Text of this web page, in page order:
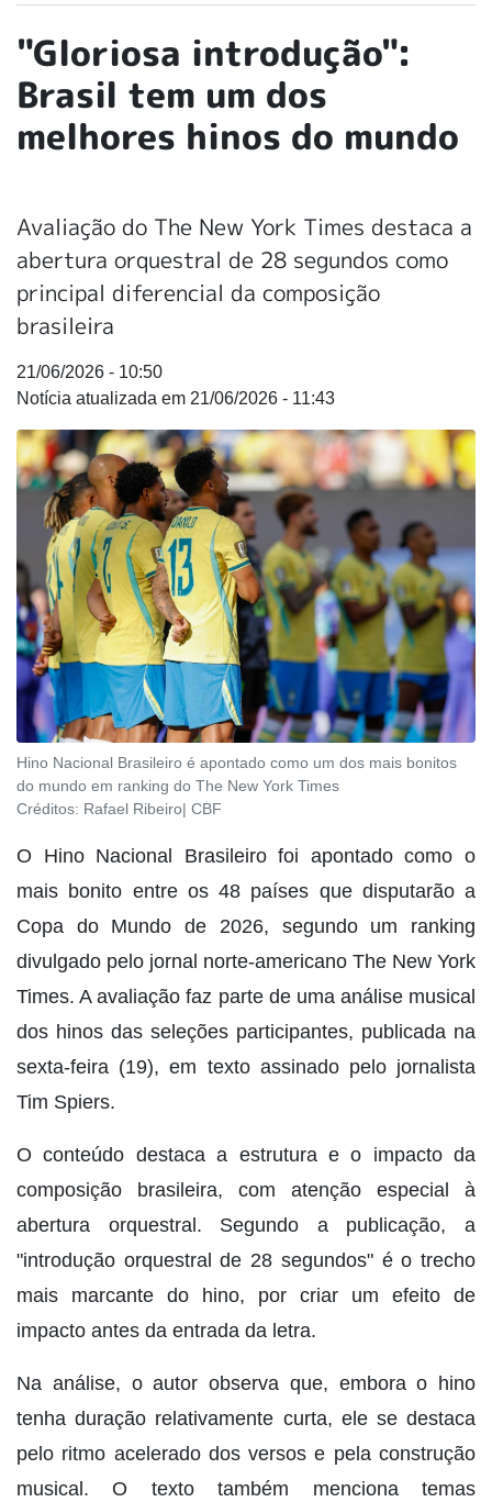
"Gloriosa introdução":
Brasil tem um dos
melhores hinos do mundo
Avaliação do The New York Times destaca a
abertura orquestral de 28 segundos como
principal diferencial da composição
brasileira
21/06/2026 - 10:50
21/06/2026 - 11:43
Hino Nacional Brasileiro é apontado como um dos mais bonitos
do mundo em ranking do The New York Times
Créditos: Rafael Ribeiro| CBF
O Hino Nacional Brasileiro foi apontado como o
mais bonito entre os 48 países que disputarão a
Copa do Mundo de 2026, segundo um ranking
divulgado pelo jornal norte-americano The New York
Times. A avaliação faz parte de uma análise musical
dos hinos das seleções participantes, publicada na
sexta-feira (19), em texto assinado pelo jornalista
Tim Spiers.
O conteúdo destaca a estrutura e o impacto da
composição brasileira, com atenção especial à
abertura orquestral. Segundo a publicação, a
"introdução orquestral de 28 segundos" é o trecho
mais marcante do hino, por criar um efeito de
impacto antes da entrada da letra.
Na análise, o autor observa que, embora o hino
tenha duração relativamente curta, ele se destaca
pelo ritmo acelerado dos versos e pela construção
musical. O texto também menciona temas